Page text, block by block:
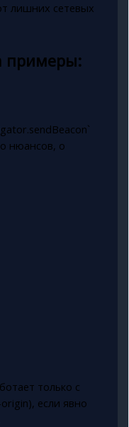
лишних сетевых
примеры:
нюансов, о
только с
если явно